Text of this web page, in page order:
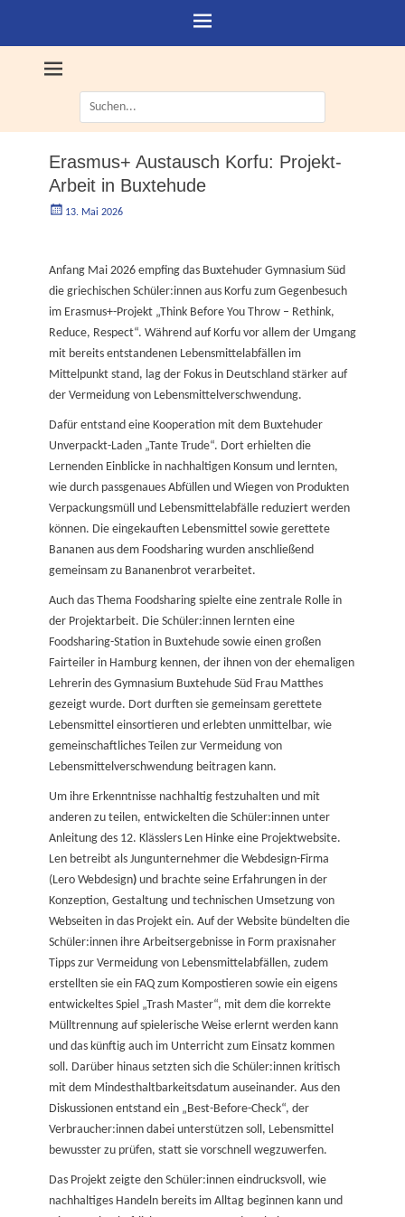
Suche
nach:
Erasmus+ Austausch Korfu: Projekt-
Arbeit in Buxtehude
Geschrieben
13. Mai 2026
Anfang Mai 2026 empfing das Buxtehuder Gymnasium Süd
die griechischen Schüler:innen aus Korfu zum Gegenbesuch
im Erasmus+-Projekt „Think Before You Throw – Rethink,
Reduce, Respect“. Während auf Korfu vor allem der Umgang
mit bereits entstandenen Lebensmittelabfällen im
Mittelpunkt stand, lag der Fokus in Deutschland stärker auf
der Vermeidung von Lebensmittelverschwendung.
Dafür entstand eine Kooperation mit dem Buxtehuder
Unverpackt-Laden „Tante Trude“. Dort erhielten die
Lernenden Einblicke in nachhaltigen Konsum und lernten,
wie durch passgenaues Abfüllen und Wiegen von Produkten
Verpackungsmüll und Lebensmittelabfälle reduziert werden
können. Die eingekauften Lebensmittel sowie gerettete
Bananen aus dem Foodsharing wurden anschließend
gemeinsam zu Bananenbrot verarbeitet.
Auch das Thema Foodsharing spielte eine zentrale Rolle in
der Projektarbeit. Die Schüler:innen lernten eine
Foodsharing-Station in Buxtehude sowie einen großen
Fairteiler in Hamburg kennen, der ihnen von der ehemaligen
Lehrerin des Gymnasium Buxtehude Süd Frau Matthes
gezeigt wurde. Dort durften sie gemeinsam gerettete
Lebensmittel einsortieren und erlebten unmittelbar, wie
gemeinschaftliches Teilen zur Vermeidung von
Lebensmittelverschwendung beitragen kann.
Um ihre Erkenntnisse nachhaltig festzuhalten und mit
anderen zu teilen, entwickelten die Schüler:innen unter
Anleitung des 12. Klässlers Len Hinke eine Projektwebsite.
Len betreibt als Jungunternehmer die Webdesign-Firma
(Lero Webdesign) und brachte seine Erfahrungen in der
Konzeption, Gestaltung und technischen Umsetzung von
Webseiten in das Projekt ein. Auf der Website bündelten die
Schüler:innen ihre Arbeitsergebnisse in Form praxisnaher
Tipps zur Vermeidung von Lebensmittelabfällen, zudem
erstellten sie ein FAQ zum Kompostieren sowie ein eigens
entwickeltes Spiel „Trash Master“, mit dem die korrekte
Mülltrennung auf spielerische Weise erlernt werden kann
und das künftig auch im Unterricht zum Einsatz kommen
soll. Darüber hinaus setzten sich die Schüler:innen kritisch
mit dem Mindesthaltbarkeitsdatum auseinander. Aus den
Diskussionen entstand ein „Best-Before-Check“, der
Verbraucher:innen dabei unterstützen soll, Lebensmittel
bewusster zu prüfen, statt sie vorschnell wegzuwerfen.
Das Projekt zeigte den Schüler:innen eindrucksvoll, wie
nachhaltiges Handeln bereits im Alltag beginnen kann und